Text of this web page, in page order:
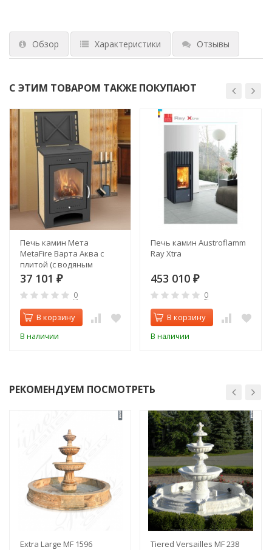
Обзор Характеристики Отзывы
С ЭТИМ ТОВАРОМ ТАКЖЕ ПОКУПАЮТ
Печь камин Мета
MetaFire Варта Аква с
плитой (с водяным
контуром)
37 101 ₽
0
В корзину
В наличии
Печь камин Austroflamm
Ray Xtra
453 010 ₽
0
В корзину
В наличии
РЕКОМЕНДУЕМ ПОСМОТРЕТЬ
Extra Large MF 1596 Tiered Versailles MF 238